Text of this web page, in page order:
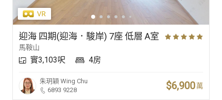
迎海 四期(迎海．駿岸) 7座 低層 A室
馬鞍山
實3,103呎 4房
朱玥穎 Wing Chu
6893 9228
$6,900萬